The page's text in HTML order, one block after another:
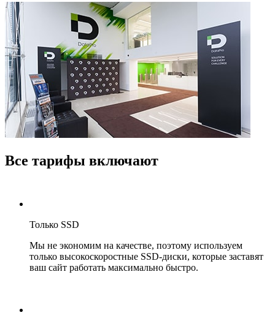
Все тарифы включают
Только SSD
Мы не экономим на качестве, поэтому используем
только высокоскоростные SSD-диски, которые заставят
ваш сайт работать максимально быстро.